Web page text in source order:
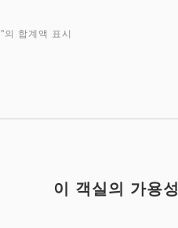
"의 합계액 표시
이 객실의 가용성